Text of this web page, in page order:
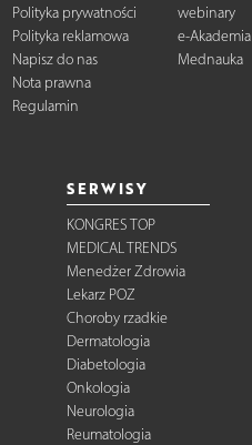
Polityka prywatności
Polityka reklamowa
Napisz do nas
Nota prawna
Regulamin
webinary
e-Akademia
Mednauka
SERWISY
KONGRES TOP
MEDICAL TRENDS
Menedżer Zdrowia
Lekarz POZ
Choroby rzadkie
Dermatologia
Diabetologia
Onkologia
Neurologia
Reumatologia